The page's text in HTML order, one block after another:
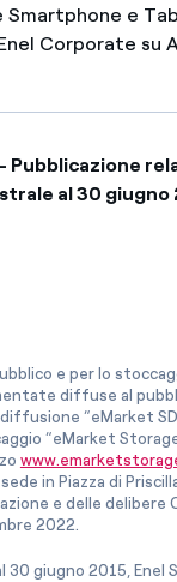
Smartphone e
Corporate su
Pubblicazione
al 30 giugno
e per lo
diffuse al
“eMarket
“eMarket
in Piazza di
e delle delibere
2022.
30 giugno 2015, Enel